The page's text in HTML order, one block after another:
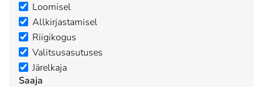
Loomisel
Allkirjastamisel
Riigikogus
Valitsusasutuses
Järelkaja
Saaja